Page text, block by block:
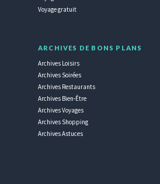
Voyage gratuit
ARCHIVES DE BONS PLANS
Archives Loisirs
Archives Soirées
Archives Restaurants
Archives Bien-Être
Archives Voyages
Archives Shopping
Archives Astuces